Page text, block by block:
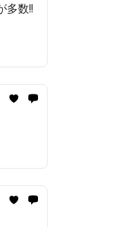
多数!!️